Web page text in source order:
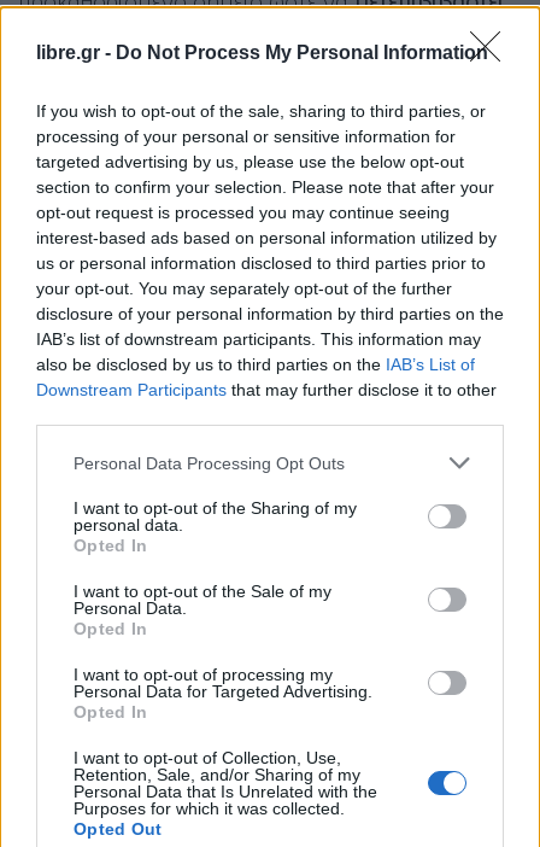
libre.gr - Do Not Process My Personal Information
If you wish to opt-out of the sale, sharing to third parties, or
processing of your personal or sensitive information for
targeted advertising by us, please use the below opt-out
section to confirm your selection. Please note that after your
opt-out request is processed you may continue seeing
interest-based ads based on personal information utilized by
us or personal information disclosed to third parties prior to
your opt-out. You may separately opt-out of the further
disclosure of your personal information by third parties on the
IAB’s list of downstream participants. This information may
also be disclosed by us to third parties on the IAB’s List of
Downstream Participants that may further disclose it to other
Personal Data Processing Opt Outs
I want to opt-out of the Sharing of my
personal data.
Opted In
I want to opt-out of the Sale of my
Personal Data.
Opted In
I want to opt-out of processing my
Personal Data for Targeted Advertising.
Opted In
I want to opt-out of Collection, Use,
Retention, Sale, and/or Sharing of my
Personal Data that Is Unrelated with the
Purposes for which it was collected.
Opted Out
ο οποίο θα τη μετέφερε
στον τελικό προορισμό της. Αποτέλεσμα ήταν η
17χρονη να παραμείνει επί περίπου δύο ώρες
μέσα στο όχημα,χωρίς να γίνει αντιληπτή από
τους συνοδούς και τους υπευθύνους της
μεταφοράς.
Μετά την αστυνομική έρευνα συνελήφθησαν ο
58χρονος οδηγός του λεωφορείου και μία
46χρονη συνοδός,ενώ σε βάρος τους
σχηματίστηκε δικογραφία για έκθεση ανηλίκου.
Facebook Share on X Bluesky
Tags: 17ΧΡΟΝΗ
Συλλήψεις
Σχετικά Άρθρα